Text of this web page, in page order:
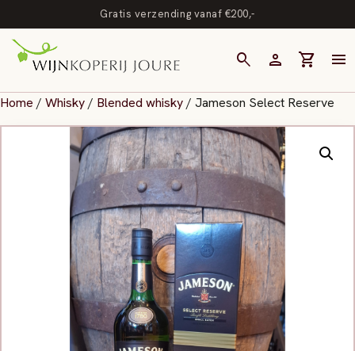
Gratis verzending vanaf €200,-
search person shopping_cart menu
Home / Whisky/ Blended whisky/ Jameson Select Reserve